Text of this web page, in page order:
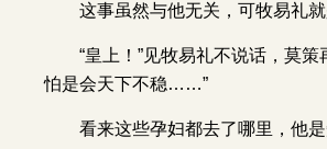
这事虽然与他无关，可牧易礼
“皇上！”见牧易礼不说话，莫
怕是会天下不稳……”
看来这些孕妇都去了哪里，他